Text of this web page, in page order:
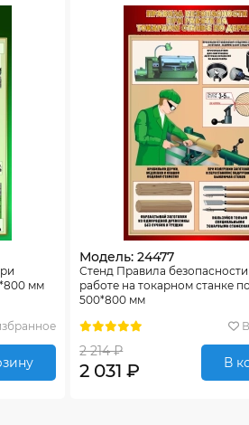
мм
Модель: 24477
Стенд Правила
работе на токарном станке
500*800 мм
2 214 ₽
2 031 ₽ В